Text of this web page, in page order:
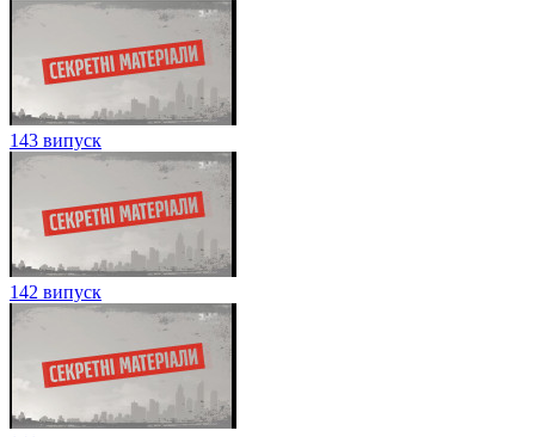
143 випуск
142 випуск